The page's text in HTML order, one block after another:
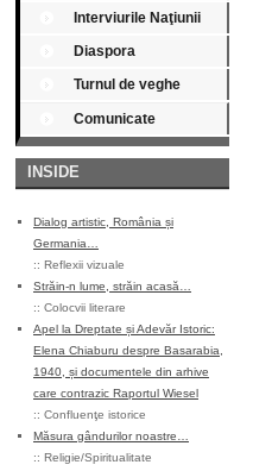
Interviurile Naţiunii
Diaspora
Turnul de veghe
Comunicate
INSIDE
Dialog artistic, România și
Germania…
:: Reflexii vizuale
Străin-n lume, străin acasă…
:: Colocvii literare
Apel la Dreptate și Adevăr Istoric:
Elena Chiaburu despre Basarabia,
1940, și documentele din arhive
care contrazic Raportul Wiesel
:: Confluenţe istorice
Măsura gândurilor noastre…
:: Religie/Spiritualitate